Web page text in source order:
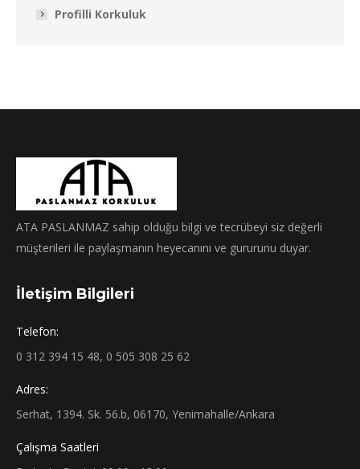
Profilli Korkuluk
ATA PASLANMAZ sahip olduğu bilgi ve tecrübeyi siz değerli
müşterileri ile paylaşmanın heyecanını ve gururunu duyar.
İletişim Bilgileri
Telefon:
0 312 394 15 48, 0 505 308 25 62
Adres:
Serhat, 1394. Sk. 56.b, 06170, Yenimahalle/Ankara
Çalışma Saatleri